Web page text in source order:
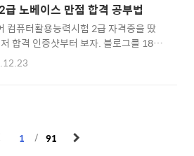
기는 작은데 맛있었다. 오뎅은 말해 뭐
날씨가 엄청 추웠는데 오뎅과 오뎅국물
..
루발코니라는 브랜드의 키링을 보고 예
었는데 막상 집에 와서 인터넷을 찾아보
게까지 예쁜지는 모르겠더라. 교보문고
키링이 있는데 다들 조악하고 부족해 보
실 내가 사용중인 키링도 구입한지 1년
넣고 다니는데 뭔가 따끔해서 보면 허벅지
급 노베이스 만점 합격 공부법
컴퓨터활용능력시험 2급 자격증을 땄
합격 인증샷부터 보자. 블로그를 18년
으면서 노베이스라고?그렇다. 컴활 2급
프리미어 프로로 동영상 편집은 할 줄 알지
셀은 완전 초보였다. 그런 노베이스인 나도
1 91